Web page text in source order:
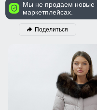
Мы не продаем новые
маркетплейсах.
Поделиться